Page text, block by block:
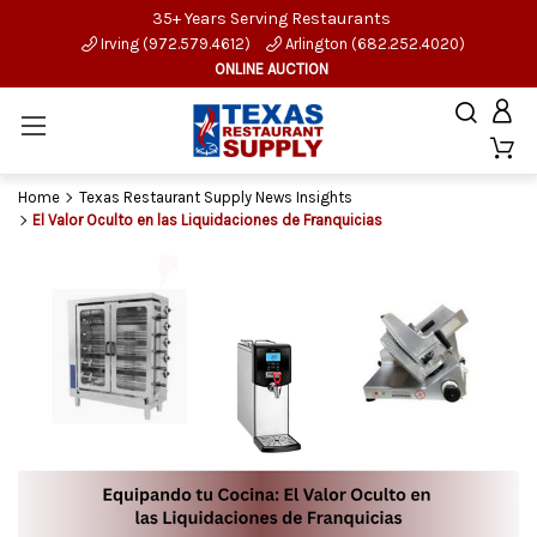
35+ Years Serving Restaurants
Irving (972.579.4612)
Arlington (682.252.4020)
ONLINE AUCTION
Home
Texas Restaurant Supply News Insights
El Valor Oculto en las Liquidaciones de Franquicias